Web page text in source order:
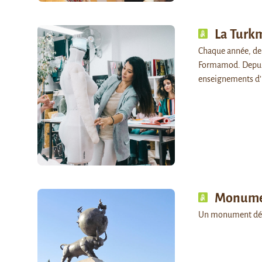
La
Chaque année,
Formamod.
enseignements
Un monument